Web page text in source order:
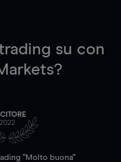
su con
"Molto buona"